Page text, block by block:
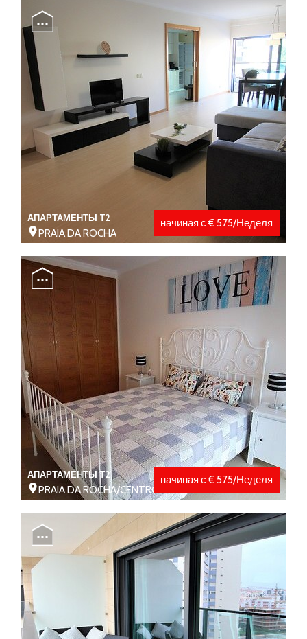
АПАРТАМЕНТЫ T2
PRAIA DA ROCHA
начиная с € 575/Неделя
АПАРТАМЕНТЫ T2
PRAIA DA ROCHA/CENTRO
начиная с € 575/Неделя